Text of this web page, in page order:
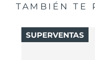
TAMBIÉN TE
SUPERVENTAS